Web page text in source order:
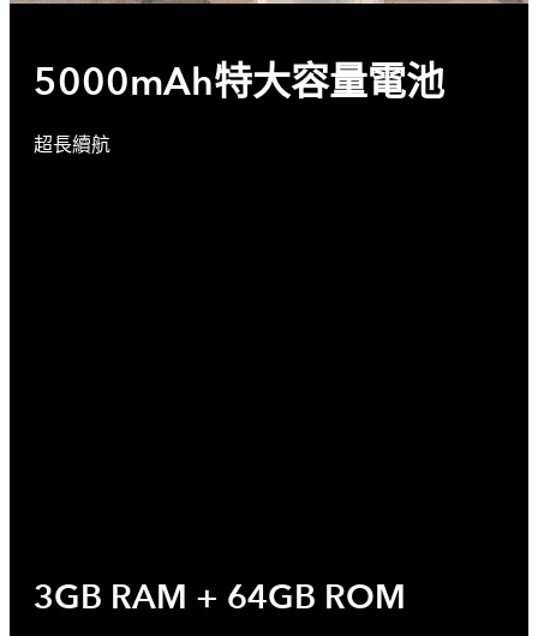
5000mAh特大容量電池
超長續航
3GB RAM + 64GB ROM